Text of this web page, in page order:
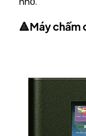
🔺Máy chấm